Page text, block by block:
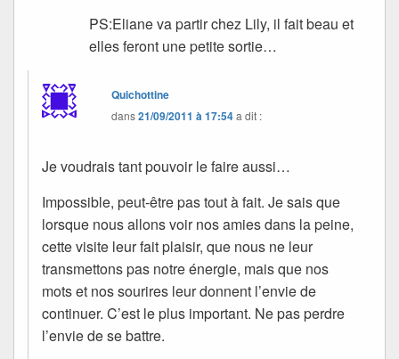
PS:Eliane va partir chez Lily, il fait beau et
elles feront une petite sortie…
Quichottine
dans21/09/2011 à 17:54a dit :
Je voudrais tant pouvoir le faire aussi…
Impossible, peut-être pas tout à fait. Je sais que
lorsque nous allons voir nos amies dans la peine,
cette visite leur fait plaisir, que nous ne leur
transmettons pas notre énergie, mais que nos
mots et nos sourires leur donnent l’envie de
continuer. C’est le plus important. Ne pas perdre
l’envie de se battre.